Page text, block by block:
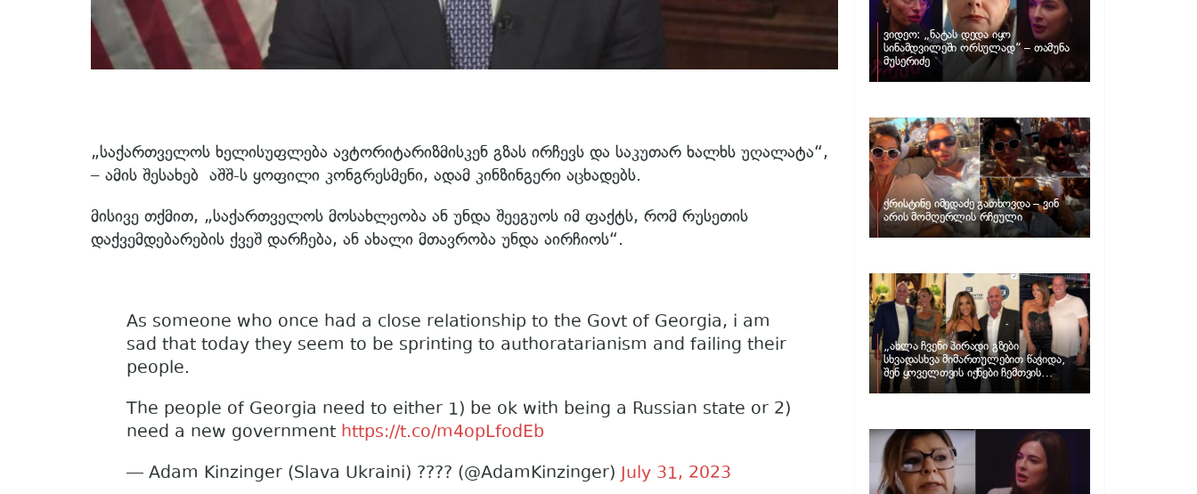
„საქართველოს ხელისუფლება ავტორიტარიზმისკენ გზას ირჩევს და საკუთარ ხალხს უღალატა“,
– ამის შესახებ აშშ-ს ყოფილი კონგრესმენი, ადამ კინზინგერი აცხადებს.
მისივე თქმით, „საქართველოს მოსახლეობა ან უნდა შეეგუოს იმ ფაქტს, რომ რუსეთის
დაქვემდებარების ქვეშ დარჩება, ან ახალი მთავრობა უნდა აირჩიოს“.
As someone who once had a close relationship to the Govt of Georgia, i am
sad that today they seem to be sprinting to authoratarianism and failing their
people.
The people of Georgia need to either 1) be ok with being a Russian state or 2)
need a new government https://t.co/m4opLfodEb
— Adam Kinzinger (Slava Ukraini) ???? (@AdamKinzinger) July 31, 2023
ვიდეო: „ნატას დედა იყო
სინამდვილეში ორსულად“ – თამუნა
მუსერიძე
ქრისტინე იმედაძე გათხოვდა – ვინ
არის მომღერლის რჩეული
„ახლა ჩვენი პირადი გზები
სხვადასხვა მიმართულებით წავიდა,
შენ ყოველთვის იქნები ჩემთვის
შთაგონების წყარო“ – ნუცა ბუზალაძე